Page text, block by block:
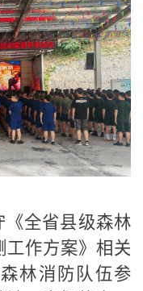
《全省县级森林
工作方案》相关
林消防队伍参